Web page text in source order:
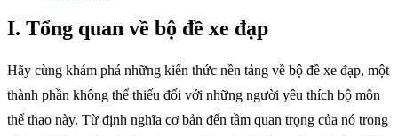
I. Tổng quan về bộ đề xe đạp
Hãy cùng khám phá những kiến thức nền tảng về bộ đề xe đạp, một
thành phần không thể thiếu đối với những người yêu thích bộ môn
thể thao này. Từ định nghĩa cơ bản đến tầm quan trọng của nó trong